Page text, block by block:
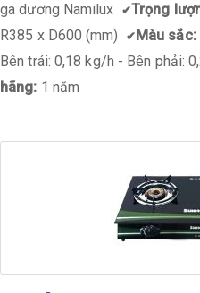
ga dương Namilux
✔Trọng
R385 x D600 (mm)
✔Màu sắc:
Bên trái: 0,18 kg/h - Bên phải:
hãng: 1 năm